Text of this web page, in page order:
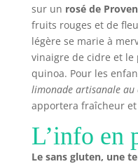
sur un rosé de
fruits rouges et de
légère se marie à
vinaigre de cidre et le
quinoa. Pour les
limonade artisanale
apportera fraîcheur
L’info en
Le sans gluten, une